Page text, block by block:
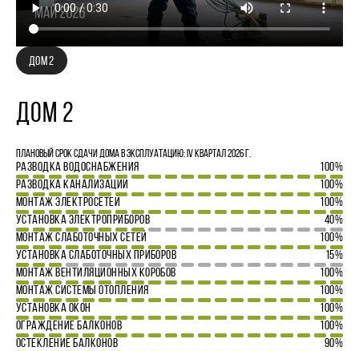
ДОМ 2
ДОМ 2
Плановый срок сдачи дома в эксплуатацию: IV квартал 2026 г.
РАЗВОДКА ВОДОСНАБЖЕНИЯ
100%
РАЗВОДКА КАНАЛИЗАЦИИ
100%
МОНТАЖ ЭЛЕКТРОСЕТЕЙ
100%
УСТАНОВКА ЭЛЕКТРОПРИБОРОВ
40%
МОНТАЖ СЛАБОТОЧНЫХ СЕТЕЙ
100%
УСТАНОВКА СЛАБОТОЧНЫХ ПРИБОРОВ
15%
МОНТАЖ ВЕНТИЛЯЦИОННЫХ КОРОБОВ
100%
МОНТАЖ СИСТЕМЫ ОТОПЛЕНИЯ
100%
УСТАНОВКА ОКОН
100%
ОГРАЖДЕНИЕ БАЛКОНОВ
100%
ОСТЕКЛЕНИЕ БАЛКОНОВ
90%